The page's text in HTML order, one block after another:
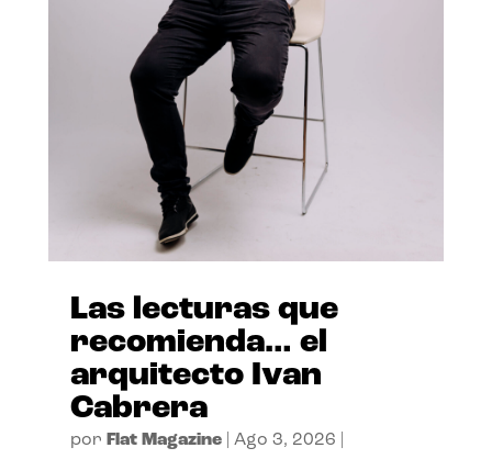
Las lecturas que
recomienda… el
arquitecto Ivan
Cabrera
por Flat Magazine| Ago 3, 2026